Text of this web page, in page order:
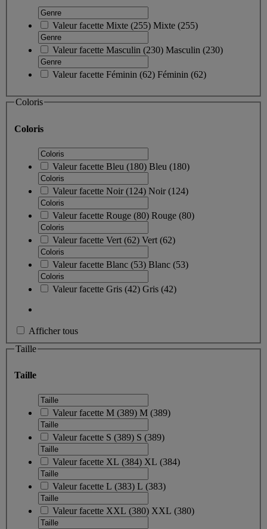
Valeur facette Mixte (255) Mixte (255)
Valeur facette Masculin (230) Masculin (230)
Valeur facette Féminin (62) Féminin (62)
Coloris
Coloris
Valeur facette Bleu (180) Bleu (180)
Valeur facette Noir(124) Noir(124)
Valeur facette Rouge (80) Rouge (80)
Valeur facette Vert (62) Vert (62)
Valeur facette Blanc (53) Blanc (53)
Valeur facette Gris (42) Gris (42)
Afficher tous
Taille
Taille
Valeur facette M (389) M (389)
Valeur facette S (389) S (389)
Valeur facette XL (384) XL (384)
Valeur facette L (383) L (383)
Valeur facette XXL (380) XXL (380)